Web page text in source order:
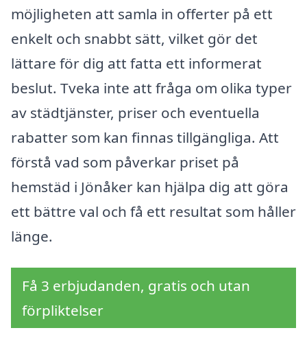
möjligheten att samla in offerter på ett
enkelt och snabbt sätt, vilket gör det
lättare för dig att fatta ett informerat
beslut. Tveka inte att fråga om olika typer
av städtjänster, priser och eventuella
rabatter som kan finnas tillgängliga. Att
förstå vad som påverkar priset på
hemstäd i Jönåker kan hjälpa dig att göra
ett bättre val och få ett resultat som håller
länge.
Få 3 erbjudanden, gratis och utan
förpliktelser